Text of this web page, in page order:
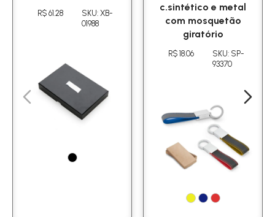
R$ 61.28
SKU: XB-
01988
c.sintético e metal
com mosquetão
giratório
R$ 18.06
SKU: SP-
93370